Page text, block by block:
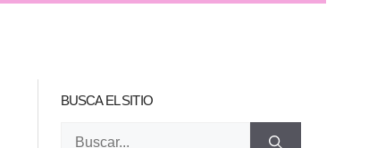
BUSCA EL SITIO